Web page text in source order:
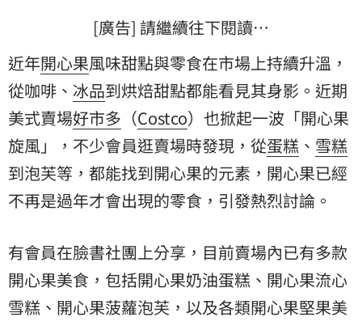
[廣告] 請繼續往下閱讀…
近年開心果風味甜點與零食在市場上持續升溫，
從咖啡、 冰品到烘焙甜點都能看見其身影。近期
美式賣場好市多 （Costco）也掀起一波「開心果
旋風」，不少會員逛賣場時發現，從蛋糕 、 雪糕
到泡芙等，都能找到開心果的元素，開心果已經
不再是過年才會出現的零食，引發熱烈討論。
有會員在臉書社團上分享，目前賣場內已有多款
開心果美食，包括開心果奶油蛋糕、開心果流心
雪糕、開心果菠蘿泡芙，以及各類開心果堅果美